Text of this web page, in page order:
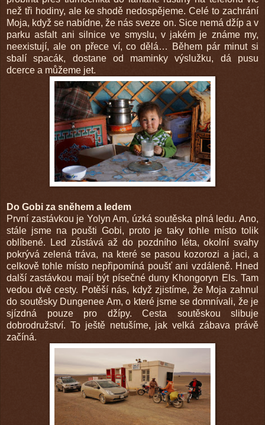
než tři hodiny, ale ke shodě nedospějeme. Celé to zachrání
Moja, když se nabídne, že nás sveze on. Sice nemá džíp a v
parku asfalt ani silnice ve smyslu, v jakém je známe my,
neexistují, ale on přece ví, co dělá… Během pár minut si
sbalí spacák, dostane od maminky výslužku, dá pusu
dcerce a můžeme jet.
Do Gobi za sněhem a ledem
První zastávkou je Yolyn Am, úzká soutěska plná ledu. Ano,
stále jsme na poušti Gobi, proto je taky tohle místo tolik
oblíbené. Led zůstává až do pozdního léta, okolní svahy
pokrývá zelená tráva, na které se pasou kozorozi a jaci, a
celkově tohle místo nepřipomíná poušť ani vzdáleně. Hned
další zastávkou mají být písečné duny Khongoryn Els. Tam
vedou dvě cesty. Potěší nás, když zjistíme, že Moja zahnul
do soutěsky Dungenee Am, o které jsme se domnívali, že je
sjízdná pouze pro džípy. Cesta soutěskou slibuje
dobrodružství. To ještě netušíme, jak velká zábava právě
začíná.